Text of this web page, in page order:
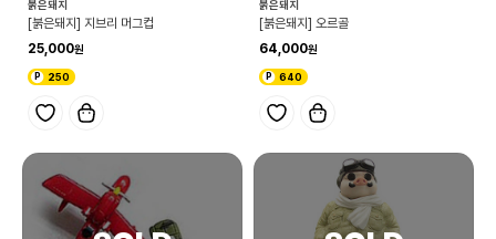
붉은돼지
[붉은돼지] 지브리 머그컵
25,000
250
붉은돼지
[붉은돼지] 오르골
64,000
640